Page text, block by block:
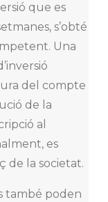
que es
s’obté
Una
del compte
de la
al
es
de la societat.
també poden